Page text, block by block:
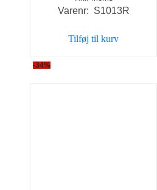
pris
129,00 kr..
Varenr: S1013R
Tilføj til kurv
-34%